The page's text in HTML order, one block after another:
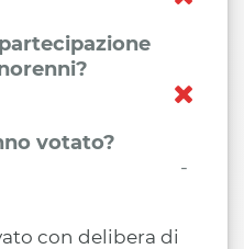
votato?
-
con delibera di